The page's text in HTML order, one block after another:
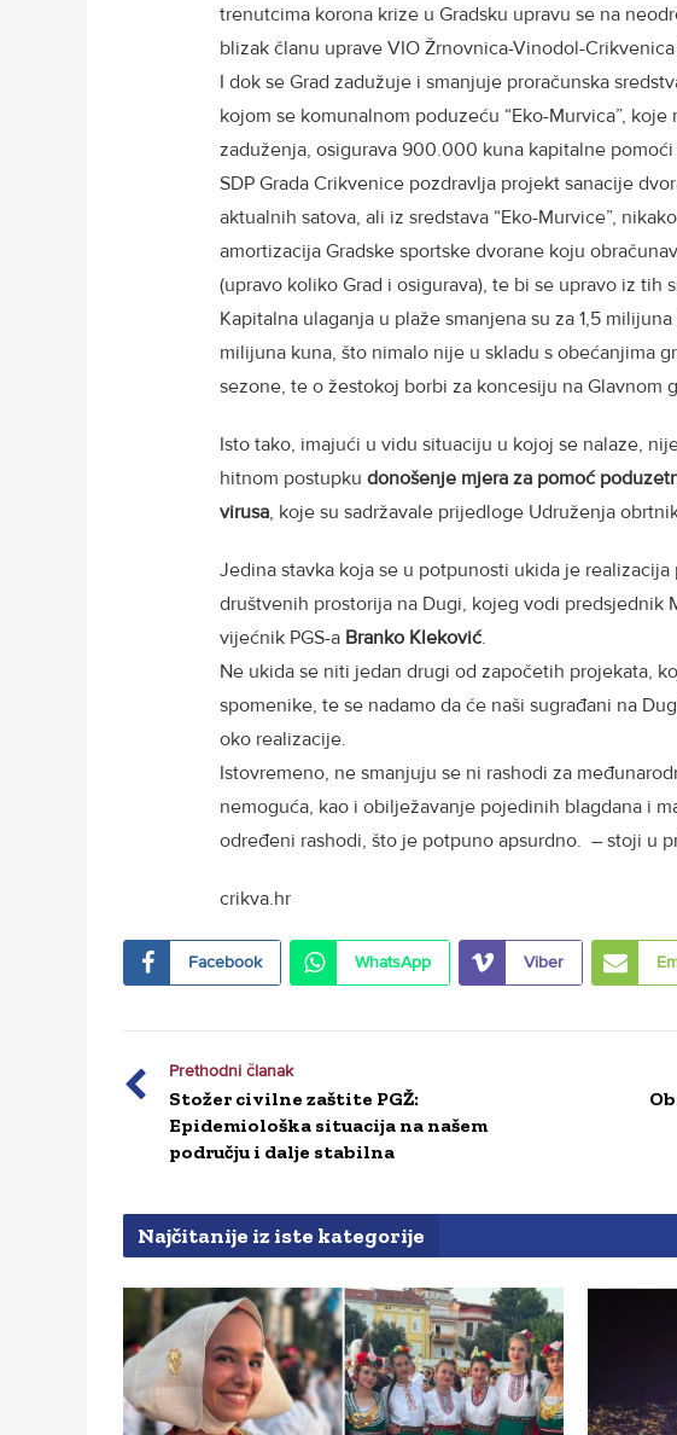
trenutcima korona krize u Gradsku upravu se na
blizak članu uprave VIO Žrnovnica-Vinodol-
I dok se Grad zadužuje i smanjuje proračunska
kojom se komunalnom poduzeću “Eko-Murvica”,
zaduženja, osigurava 900.000 kuna kapitalne pomoći
SDP Grada Crikvenice pozdravlja projekt sanacije
aktualnih satova, ali iz sredstava “Eko-Murvice”,
amortizacija Gradske sportske dvorane koju
(upravo koliko Grad i osigurava), te bi se upravo iz tih
Kapitalna ulaganja u plaže smanjena su za 1,5
milijuna kuna, što nimalo nije u skladu s obećanjima
sezone, te o žestokoj borbi za koncesiju na Glavnom
Isto tako, imajući u vidu situaciju u kojoj se nalaze,
hitnom postupku donošenje mjera za pomoć
virusa, koje su sadržavale prijedloge Udruženja
Jedina stavka koja se u potpunosti ukida je
društvenih prostorija na Dugi, kojeg vodi predsjednik
vijećnik PGS-a Branko Kleković.
Ne ukida se niti jedan drugi od započetih projekata,
spomenike, te se nadamo da će naši sugrađani na
oko realizacije.
Istovremeno, ne smanjuju se ni rashodi za
nemoguća, kao i obilježavanje pojedinih blagdana i
određeni rashodi, što je potpuno apsurdno. – stoji u
crikva.hr
Facebook WhatsApp Viber
Prethodni članak
Stožer civilne zaštite PGŽ:
Epidemiološka situacija na našem
području i dalje stabilna
Najčitanije iz iste kategorije